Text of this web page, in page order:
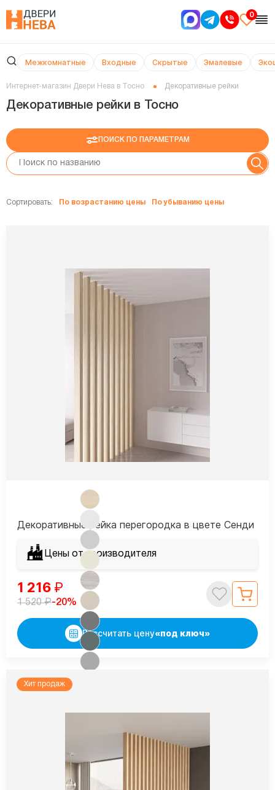
0
Межкомнатные Входные Скрытые Эмалевые
Интернет-магазин Двери Нева в Тосно Декоративные рейки
Декоративные рейки в Тосно
ПОИСК ПО ПАРАМЕТРАМ
Сортировать: По возрастанию цены По убыванию цены
Декоративные рейка перегородка в цвете Сенди
Цены от производителя
1 216 ₽
1 520₽-20%
Рассчитать цену«под ключ»
Хит продаж